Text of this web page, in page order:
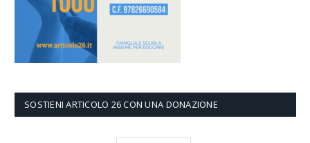
SOSTIENI ARTICOLO 26 CON UNA DONAZIONE